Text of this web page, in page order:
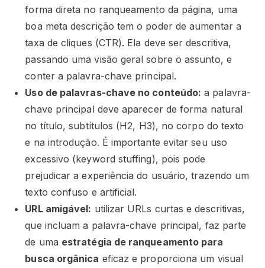
forma direta no ranqueamento da página, uma
boa meta descrição tem o poder de aumentar a
taxa de cliques (CTR). Ela deve ser descritiva,
passando uma visão geral sobre o assunto, e
conter a palavra-chave principal.
Uso de palavras-chave no conteúdo: a palavra-
chave principal deve aparecer de forma natural
no título, subtítulos (H2, H3), no corpo do texto
e na introdução. É importante evitar seu uso
excessivo (keyword stuffing), pois pode
prejudicar a experiência do usuário, trazendo um
texto confuso e artificial.
URL amigável: utilizar URLs curtas e descritivas,
que incluam a palavra-chave principal, faz parte
de uma estratégia de ranqueamento para
busca orgânica eficaz e proporciona um visual